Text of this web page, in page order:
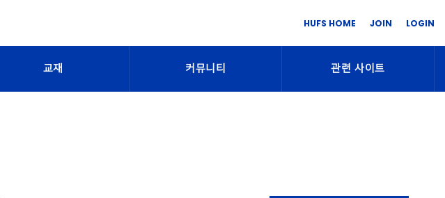
HUFS HOME JOIN LOGIN
교재 커뮤니티 관련 사이트